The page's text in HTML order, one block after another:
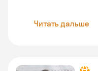
Читать дальше